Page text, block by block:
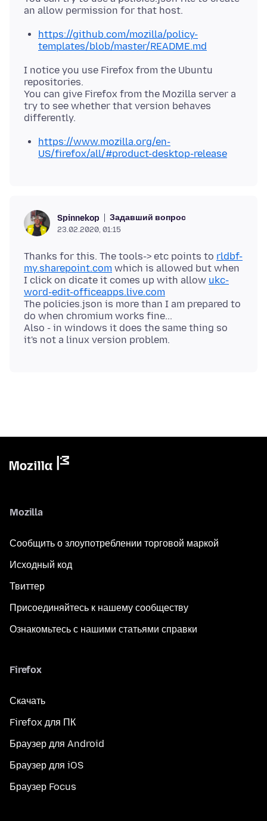
https://github.com/mozilla/policy-
templates/blob/master/README.md
I notice you use Firefox from the Ubuntu
repositories.
You can give Firefox from the Mozilla server a
try to see whether that version behaves
https://www.mozilla.org/en-
US/firefox/all/#product-desktop-release
Spinnekop Задавший вопрос
23.02.2020, 01:15
Thanks for this. The tools-> etc points to rldbf-
my.sharepoint.com which is allowed but when
I click on dicate it comes up with allow ukc-
word-edit-officeapps.live.com
The policies.json is more than I am prepared to
do when chromium works fine...
Also - in windows it does the same thing so
Mozilla
Сообщить о злоупотреблении торговой маркой
Исходный код
Твиттер
Присоединяйтесь к нашему сообществу
Ознакомьтесь с нашими статьями справки
Firefox
Скачать
Firefox для ПК
Браузер для Android
Браузер для iOS
Браузер Focus